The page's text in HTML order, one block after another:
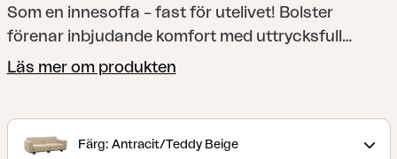
Som en innesoffa – fast för utelivet! Bolster
förenar inbjudande komfort med uttrycksfull
design. De helklädda formerna, generösa dynorna
tyget gör soffan vädertålig. Dynorna finns i vårt
Läs mer om produkten
Färg: Antracit/Teddy Beige